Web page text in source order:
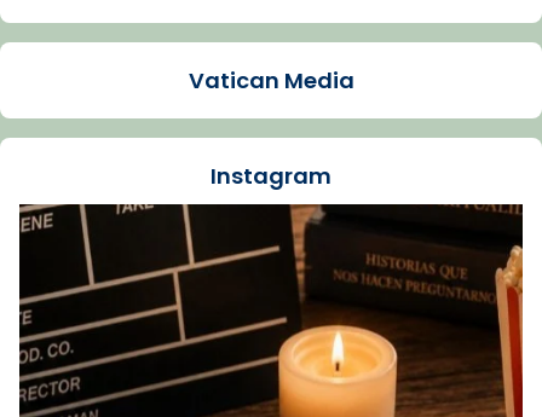
Arquebisbat de Barcelona
La Carmina va patir depressió. Fa gairebé
dos mesos, a l'Estadi Lluís Companys, la
Recupera l'entrevista comp
Vatican
tican News 👇
www.vaticannews.va/es/iglesia/news/2026-
07/carmina-historia-depresion-papa-viaje-
espana-testimoni...
Foto
Vatican Media
Instagram